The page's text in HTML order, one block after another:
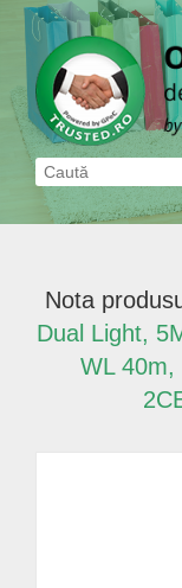
Nota
Dual Light,
WL 40m,